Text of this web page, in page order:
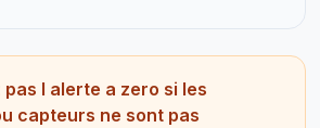
l alerte a zero si les
capteurs ne sont pas